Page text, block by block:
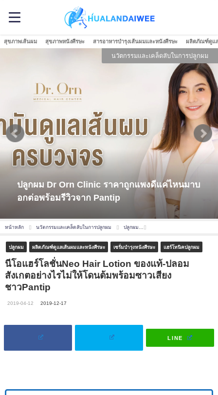
สุขภาพเส้นผม สุขภาพหนังศีรษะ สารอาหารบำรุงเส้นผมและหนังศีรษะ ผลิตภัณฑ์ดูแล
นวัตกรรมและเคล็ดลับในการปลูกผม
ปลูกผม Dr Orn Clinic ราคาถูกแพงดีแค่ไหนมาบ
อกต่อพร้อมรีวิวจาก Pantip
หน้าหลัก นวัตกรรมและเคล็ดลับในการปลูกผม ปลูกผม
ปลูกผม ผลิตภัณฑ์ดูแลเส้นผมและหนังศีรษะ เซรั่มบำรุงหนังศีรษะ แฮร์โทนิคปลูกผม
นีโอแฮร์โลชั่นNeo Hair Lotion ของแท้-ปลอม
สังเกตอย่างไรไม่ให้โดนต้มพร้อมซาวเสียง
ชาวPantip
2019-04-12 2019-12-17
LINE